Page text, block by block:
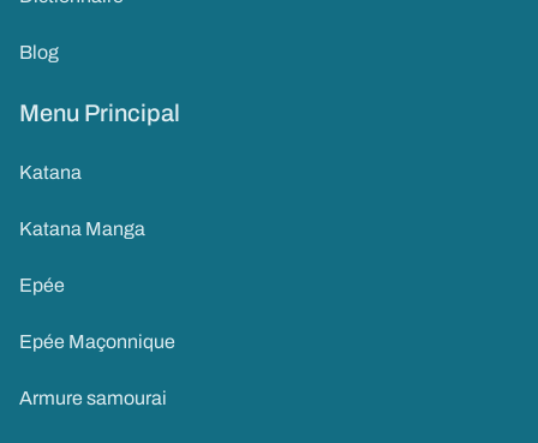
Blog
Menu Principal
Katana
Katana Manga
Epée
Epée Maçonnique
Armure samourai